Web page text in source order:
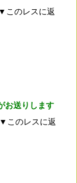
▼このレスに返
お送りします
▼このレスに返